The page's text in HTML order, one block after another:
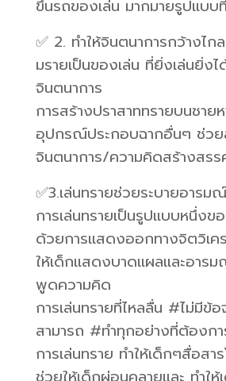
ขึ้นรถของเล่น มากมายรูปแบบ
✅ 2. ทำให้จินตนาการกว้างไกล
มรายเป็นของเล่น ที่ยิ่งเล่นยิ่งไ
จินตนาการ
การสร้างปราสาททรายบนชาย
อุปกรณ์ประกอบฉากอื่นๆ ช่วย
จินตนาการ/ความคิดสร้างสร
✅3.เล่นทรายช่วยระบายอารมณ์
การเล่นทรายเป็นรูปแบบหนึ่งข
ด้วยการแสดงออกทางจิตวิเคร
ให้เด็กแสดงบาดแผลและอาร
พูดความคิด
การเล่นทรายที่ไหลลื่น #ไม่มีข้
สามารถ #ทำทุกอย่างที่ต้องก
การเล่นทราย ทำให้เด็กๆสื่อสา